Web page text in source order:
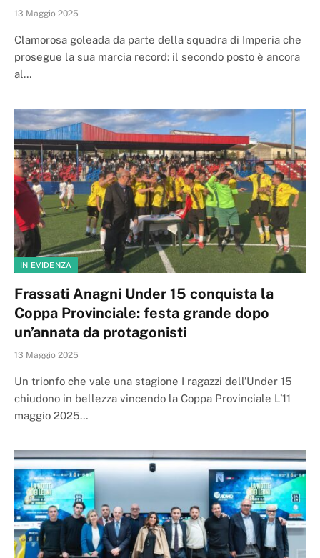
13 Maggio 2025
Clamorosa goleada da parte della squadra di Imperia che
prosegue la sua marcia record: il secondo posto è ancora
al…
IN EVIDENZA
Frassati Anagni Under 15 conquista la
Coppa Provinciale: festa grande dopo
un’annata da protagonisti
13 Maggio 2025
Un trionfo che vale una stagione I ragazzi dell’Under 15
chiudono in bellezza vincendo la Coppa Provinciale L’11
maggio 2025…